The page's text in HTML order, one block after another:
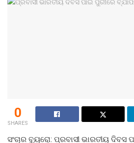
0
SHARES
ସଂଚାର ବ୍ୟୁରୋ: ପ୍ରବାସୀ ଭାରତୀୟ ଦିବସ